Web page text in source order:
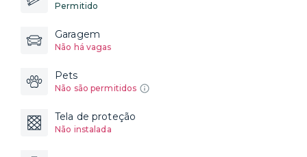
Permitido
Garagem
Não há vagas
Pets
Não são permitidos
Tela de proteção
Não instalada